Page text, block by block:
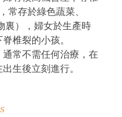
常存於綠色蔬菜、
裏），婦女於生產時
椎裂的小孩。
常不需任何治療，在
生後立刻進行。